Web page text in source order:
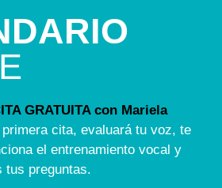
GRATUITA con Mariela
primera cita, evaluará tu voz, te
el entrenamiento vocal y
tus preguntas.